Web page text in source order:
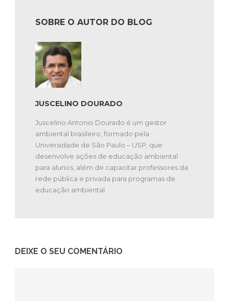
SOBRE O AUTOR DO BLOG
JUSCELINO DOURADO
Juscelino Antonio Dourado é um gestor
ambiental brasileiro, formado pela
Universidade de São Paulo – USP, que
desenvolve ações de educação ambiental
para alunos, além de capacitar professores da
rede pública e privada para programas de
educação ambiental.
DEIXE O SEU COMENTÁRIO